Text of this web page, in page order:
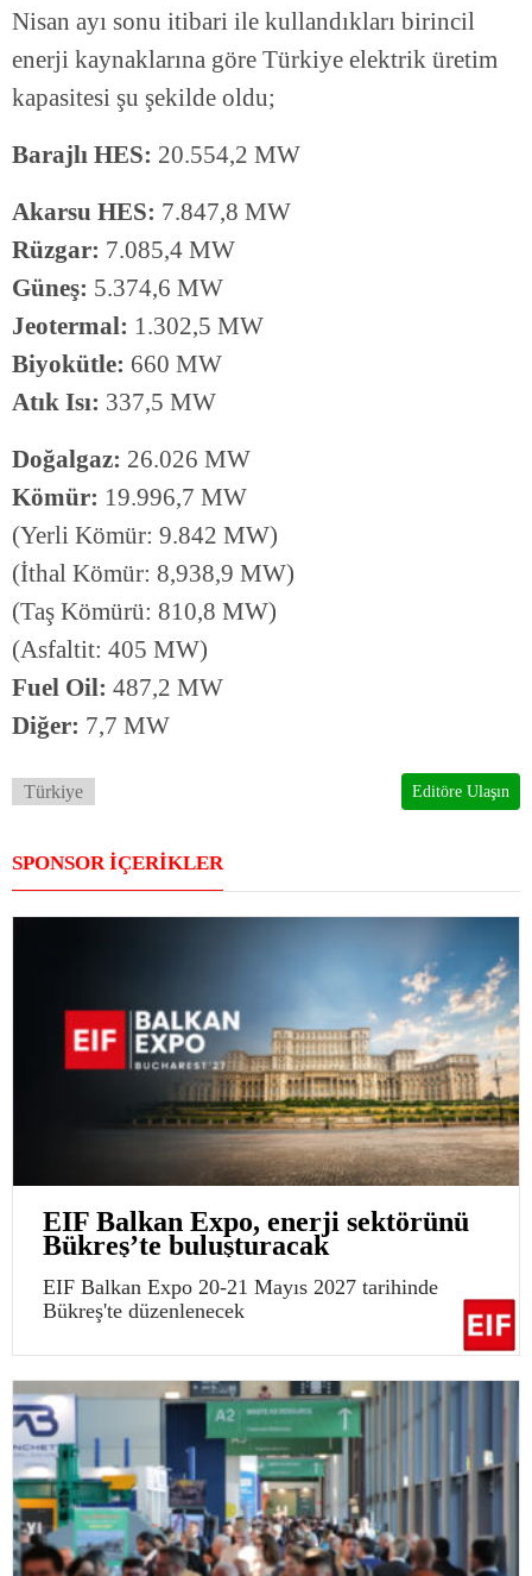
Nisan ayı sonu itibari ile kullandıkları birincil
enerji kaynaklarına göre Türkiye elektrik üretim
kapasitesi şu şekilde oldu;
Barajlı HES: 20.554,2 MW
Akarsu HES: 7.847,8 MW
Rüzgar: 7.085,4 MW
Güneş: 5.374,6 MW
Jeotermal: 1.302,5 MW
Biyokütle: 660 MW
Atık Isı: 337,5 MW
Doğalgaz: 26.026 MW
Kömür: 19.996,7 MW
(Yerli Kömür: 9.842 MW)
(İthal Kömür: 8,938,9 MW)
(Taş Kömürü: 810,8 MW)
(Asfaltit: 405 MW)
Fuel Oil: 487,2 MW
Diğer: 7,7 MW
Türkiye Editöre Ulaşın
SPONSOR İÇERİKLER
EIF Balkan Expo, enerji sektörünü
Bükreş’te buluşturacak
EIF Balkan Expo 20-21 Mayıs 2027 tarihinde
Bükreş'te düzenlenecek